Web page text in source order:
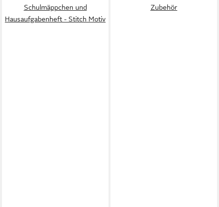
Schulmäppchen und
Hausaufgabenheft - Stitch Motiv
Zubehör